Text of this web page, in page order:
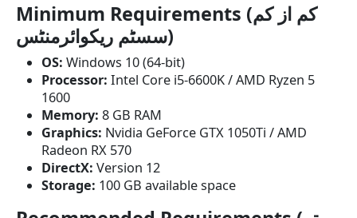
Minimum Requirements (کم از کم
سسٹم ریکوائرمنٹس)
OS: Windows 10 (64-bit)
Processor: Intel Core i5-6600K / AMD Ryzen 5
1600
Memory: 8 GB RAM
Graphics: Nvidia GeForce GTX 1050Ti / AMD
Radeon RX 570
DirectX: Version 12
Storage: 100 GB available space